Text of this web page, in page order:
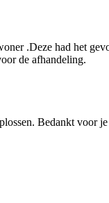
.Deze had het
de afhandeling.
Bedankt voor